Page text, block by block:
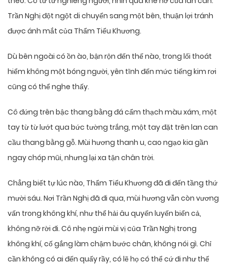
Trần Nghị đột ngột di chuyển sang một bên, thuận lợi tránh
được ánh mắt của Thẩm Tiểu Khương.
Dù bên ngoài có ồn ào, bận rộn đến thế nào, trong lối thoát
hiểm không một bóng người, yên tĩnh đến mức tiếng kim rơi
cũng có thể nghe thấy.
Cô đứng trên bậc thang bằng đá cẩm thạch màu xám, một
tay từ từ lướt qua bức tường trắng, một tay đặt trên lan can
cầu thang bằng gỗ. Mùi hương thanh u, cao ngạo kia gần
ngay chóp mũi, nhưng lại xa tận chân trời.
Chẳng biết tự lúc nào, Thẩm Tiểu Khương đã đi đến tầng thứ
mười sáu. Nơi Trần Nghị đã đi qua, mùi hương vẫn còn vương
vấn trong không khí, như thể hải âu quyến luyến biển cả,
không nỡ rời đi. Cô nhẹ ngửi mùi vị của Trần Nghị trong
không khí, cố gắng làm chậm bước chân, không nói gì. Chỉ
cần không có ai đến quấy rầy, có lẽ họ có thể cứ đi như thế